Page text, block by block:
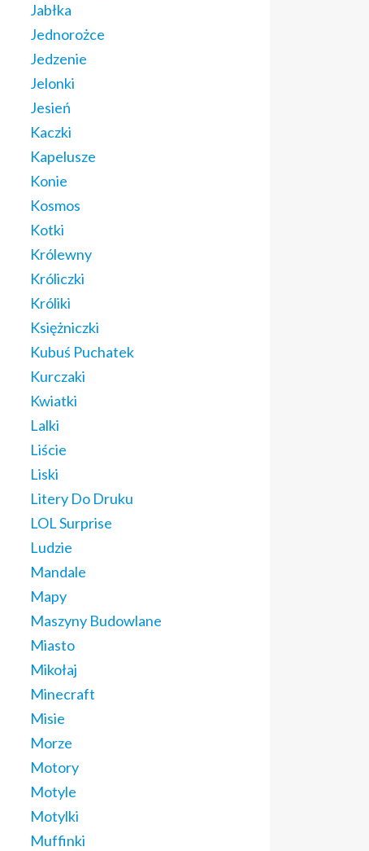
Jabłka
Jednorożce
Jedzenie
Jelonki
Jesień
Kaczki
Kapelusze
Konie
Kosmos
Kotki
Królewny
Króliczki
Króliki
Księżniczki
Kubuś Puchatek
Kurczaki
Kwiatki
Lalki
Liście
Liski
Litery Do Druku
LOL Surprise
Ludzie
Mandale
Mapy
Maszyny Budowlane
Miasto
Mikołaj
Minecraft
Misie
Morze
Motory
Motyle
Motylki
Muffinki